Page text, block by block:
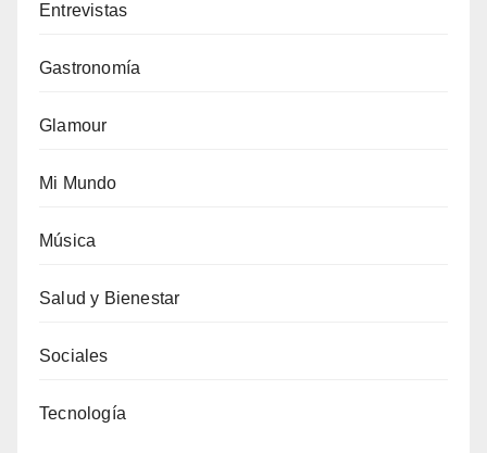
Entrevistas
Gastronomía
Glamour
Mi Mundo
Música
Salud y Bienestar
Sociales
Tecnología